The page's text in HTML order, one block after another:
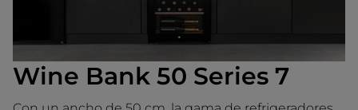
Wine Bank 50 Series 7